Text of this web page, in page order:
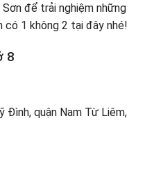
Sơn để trải nghiệm những
có 1 không 2 tại đây nhé!
8
Đình, quận Nam Từ Liêm,